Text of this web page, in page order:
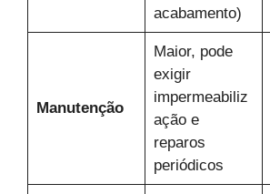
acabamento)
Manutenção
Maior, pode
exigir
impermeabiliz
ação e
reparos
periódicos